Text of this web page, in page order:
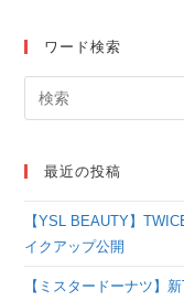
ワード検索
最近の投稿
【YSL BEAUTY】
イクアップ公開
【ミスタードーナツ】